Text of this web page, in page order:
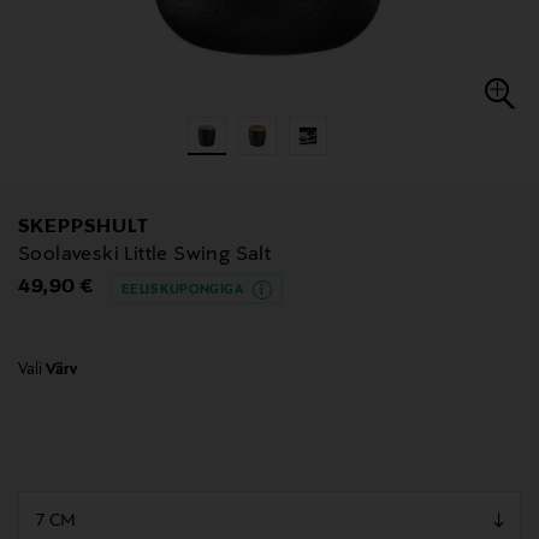
SKEPPSHULT
Soolaveski Little Swing Salt
Original Price
49,90 € EELIS KUPONGIGA
Vali Värv